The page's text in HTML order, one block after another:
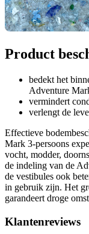
Product
bedekt het
Adventure
vermindert
verlengt de
Effectieve
Mark 3-persoons
vocht, modder,
de indeling van de
de vestibules ook
in gebruik zijn. Het
garandeert droge
Klantenreviews